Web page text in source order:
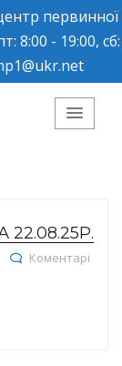
первинної
8:00 - 19:00, сб:
Коментарі